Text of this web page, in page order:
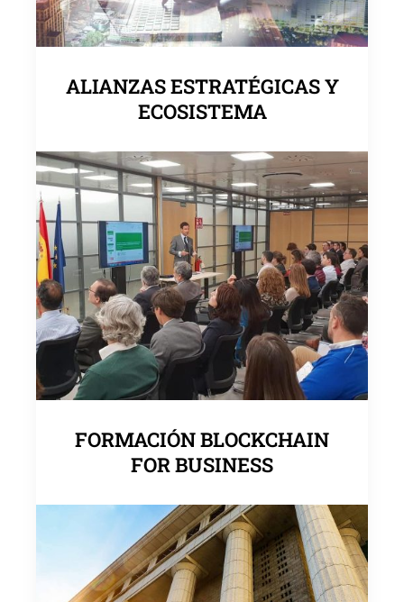
ALIANZAS ESTRATÉGICAS Y
ECOSISTEMA
FORMACIÓN BLOCKCHAIN
FOR BUSINESS